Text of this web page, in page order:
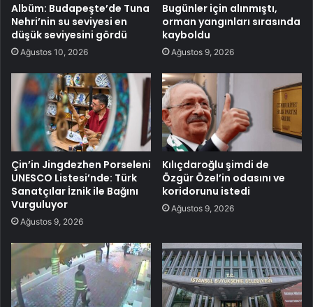
Albüm: Budapeşte’de Tuna
Nehri’nin su seviyesi en
düşük seviyesini gördü
Ağustos 10, 2026
Bugünler için alınmıştı,
orman yangınları sırasında
kayboldu
Ağustos 9, 2026
Çin’in Jingdezhen Porseleni
UNESCO Listesi’nde: Türk
Sanatçılar İznik ile Bağını
Vurguluyor
Ağustos 9, 2026
Kılıçdaroğlu şimdi de
Özgür Özel’in odasını ve
koridorunu istedi
Ağustos 9, 2026